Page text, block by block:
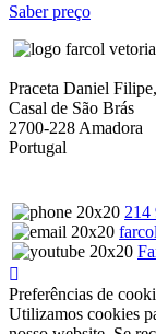
Saber preço
Praceta Daniel
Casal de São Brás
2700-228 Amadora
Portugal
214
Preferências de
Utilizamos cookies